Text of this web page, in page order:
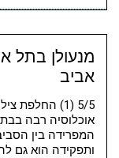
מנעולן בתל
אביב
5/5 (1)
אוכלוסיה רבה
המפרידה בין
ותפקידה הוא גם